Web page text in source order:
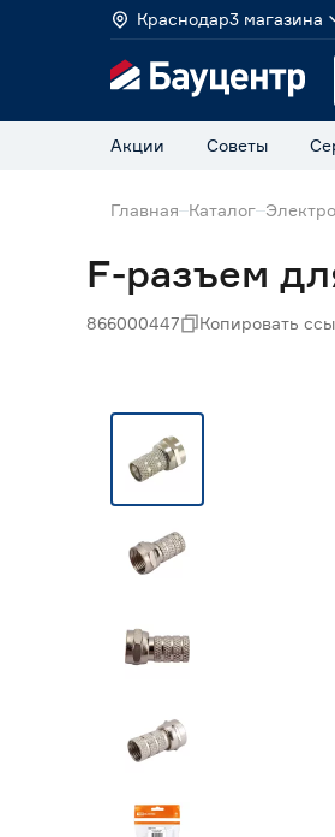
Краснодар3 магазина
Акции Советы
Главная Каталог
F-разъем
866000447 Копировать